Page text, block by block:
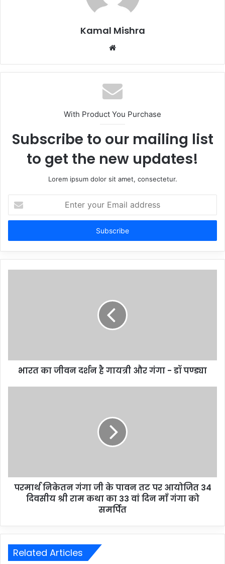
Kamal Mishra
Website
With Product You Purchase
Subscribe to our mailing list
to get the new updates!
Lorem ipsum dolor sit amet, consectetur.
your
Email
भारत का जीवन दर्शन है गायत्री और गंगा - डॉ पण्ड्या
परमार्थ निकेतन गंगा जी के पावन तट पर आयोजित 34
दिवसीय श्री राम कथा का 33 वां दिन माँ गंगा को
समर्पित
Related Articles